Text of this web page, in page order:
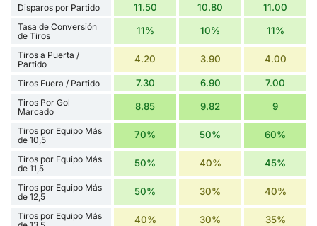
Disparos por Partido
11.50 10.80 11.00
Tasa de Conversión
de Tiros
11% 10% 11%
Tiros a Puerta /
Partido
4.20 3.90 4.00
Tiros Fuera / Partido 7.30 6.90 7.00
Tiros Por Gol
Marcado
8.85 9.82 9
Tiros por Equipo Más
de 10,5
70% 50% 60%
Tiros por Equipo Más
de 11,5
50% 40% 45%
Tiros por Equipo Más
de 12,5
50% 30% 40%
Tiros por Equipo Más
40% 30% 35%